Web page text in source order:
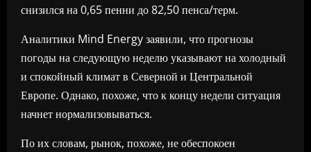
снизился на 0,65 пенни до 82,50 пенса/терм.
Аналитики Mind Energy заявили, что прогнозы
погоды на следующую неделю указывают на холодный
и спокойный климат в Северной и Центральной
Европе. Однако, похоже, что к концу недели ситуация
начнет нормализовываться.
По их словам, рынок, похоже, не обеспокоен